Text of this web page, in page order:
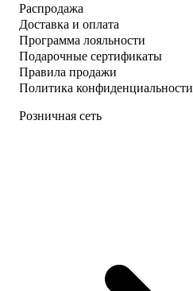
Распродажа
Доставка и оплата
Программа лояльности
Подарочные сертификаты
Правила продажи
Политика конфиденциальности
Розничная сеть